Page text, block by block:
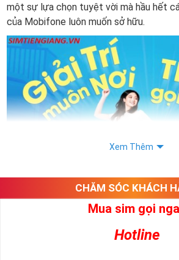
một sự lựa chọn tuyệt vời mà hầu hết
của Mobifone luôn muốn sở hữu.
Gói TK159 là gì? Thông tin về gói TK159
Gói TK159 của Mobifone là gói cước
Xem Thêm
CHĂM SÓC KHÁCH
Mua sim gọi
Hotline